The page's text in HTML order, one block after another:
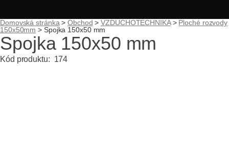
Domovská stránka >Obchod >VZDUCHOTECHNIKA> Ploché rozvody
150x50mm > Spojka 150x50 mm
Spojka 150x50 mm
Kód produktu: 174